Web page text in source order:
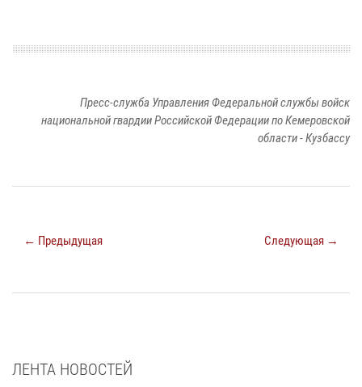
Пресс-служба Управления Федеральной службы войск
национальной гвардии Российской Федерации по Кемеровской
области - Кузбассу
← Предыдущая Следующая →
ЛЕНТА НОВОСТЕЙ